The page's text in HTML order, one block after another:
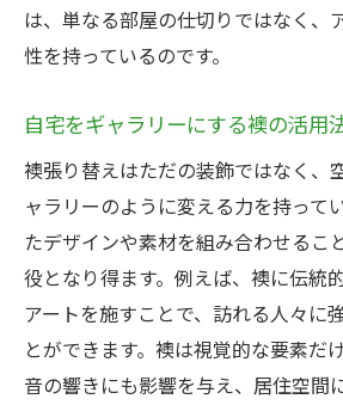
は、単なる部屋の仕切りではなく、
性を持っているのです。
自宅をギャラリーにする襖の活用
襖張り替えはただの装飾ではなく、
ャラリーのように変える力を持って
たデザインや素材を組み合わせるこ
役となり得ます。例えば、襖に伝統
アートを施すことで、訪れる人々に
とができます。襖は視覚的な要素だ
音の響きにも影響を与え、居住空間